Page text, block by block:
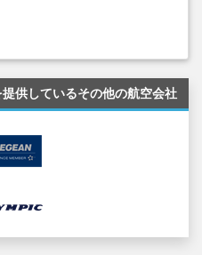
供しているその他の航空会社